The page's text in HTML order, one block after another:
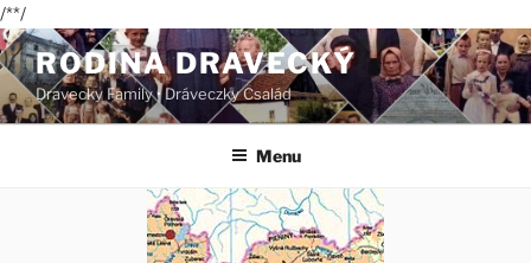
/**/
Skip
to
content
RODINA DRAVECKÝ
Dravecky Family • Dráveczky Család
Menu